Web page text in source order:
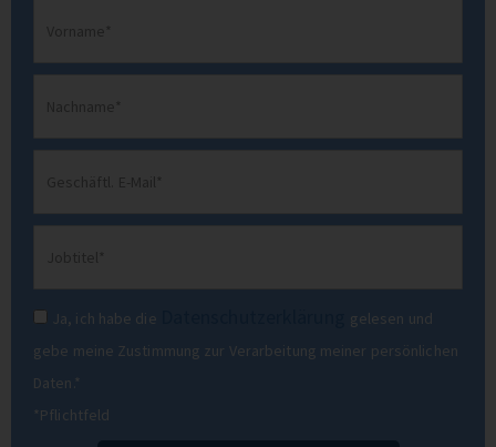
Datenschutz
Ja, ich habe die
gelesen und
gebe meine Zustimmung zur Verarbeitung meiner persönlichen
Daten.*
*Pflichtfeld